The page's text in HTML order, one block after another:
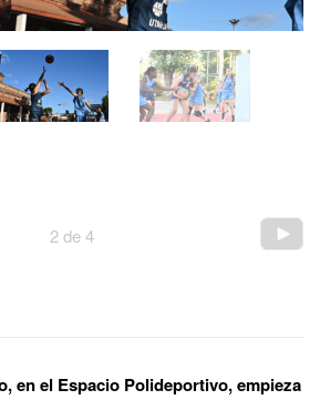
2de4
en el Espacio Polideportivo, empieza